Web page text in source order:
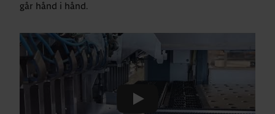
går hånd i hånd.
Play